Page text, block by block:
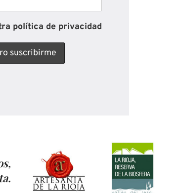
política de privacidad